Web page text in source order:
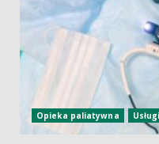
Opieka paliatywna